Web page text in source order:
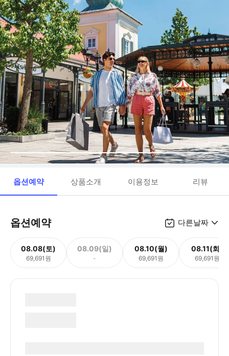
옵션예약 상품소개 이용정보 리뷰
옵션예약 다른날짜
08.08(토)
69,691원
08.09(일)
-
08.10(월)
69,691원
08.11(화)
69,691원